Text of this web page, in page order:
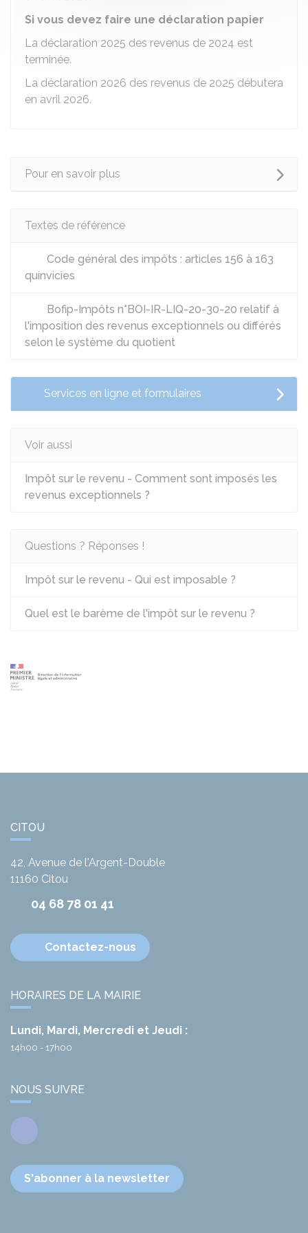
Si vous devez faire une déclaration papier
La déclaration 2025 des revenus de 2024 est
terminée.
La déclaration 2026 des revenus de 2025 débutera
en avril 2026.
Pour en savoir plus
Textes de référence
Code général des impôts : articles 156 à 163
quinvicies
Bofip-Impôts n°BOI-IR-LIQ-20-30-20 relatif à
l'imposition des revenus exceptionnels ou différés
selon le système du quotient
Services en ligne et formulaires
Voir aussi
Impôt sur le revenu - Comment sont imposés les
revenus exceptionnels ?
Questions ? Réponses !
Impôt sur le revenu - Qui est imposable ?
Quel est le barème de l'impôt sur le revenu ?
CITOU
42, Avenue de l'Argent-Double
11160 Citou
04 68 78 01 41
Contactez-nous
HORAIRES DE LA MAIRIE
Lundi, Mardi, Mercredi et Jeudi :
14h00 - 17h00
NOUS SUIVRE
Facebook
S'abonner à la newsletter